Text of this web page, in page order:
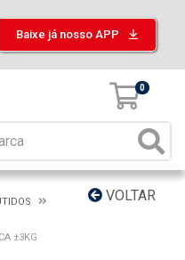
Baixe já nosso APP
0
VOLTAR
±3KG